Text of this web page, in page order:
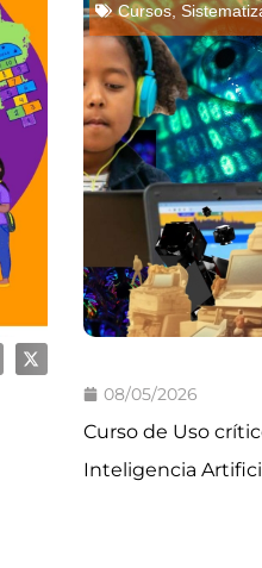
Cursos,
08/05/2026
Curso de Uso
Inteligencia